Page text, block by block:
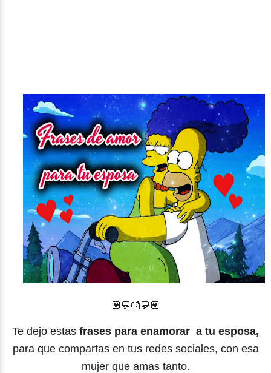
💟💬💏💬💟
Te dejo estas frases para enamorar a tu esposa,
para que compartas en tus redes sociales, con esa
mujer que amas tanto.